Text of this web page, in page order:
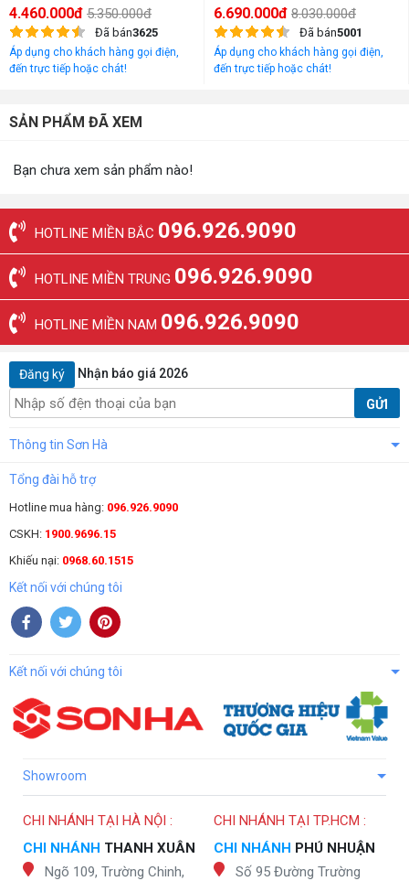
4.460.000đ 5.350.000đ
Đã bán3625
Áp dụng cho khách hàng gọi điện,
đến trực tiếp hoặc chát!
6.690.000đ 8.030.000đ
Đã bán5001
Áp dụng cho khách hàng gọi điện,
đến trực tiếp hoặc chát!
SẢN PHẨM ĐÃ XEM
Bạn chưa xem sản phẩm nào!
HOTLINE MIỀN BẮC 096.926.9090
HOTLINE MIỀN TRUNG 096.926.9090
HOTLINE MIỀN NAM 096.926.9090
Đăng ký Nhận báo giá 2026
GỬI
Thông tin Sơn Hà
Tổng đài hỗ trợ
Hotline mua hàng: 096.926.9090
CSKH: 1900.9696.15
Khiếu nại: 0968.60.1515
Kết nối với chúng tôi
Kết nối với chúng tôi
Showroom
CHI NHÁNH TẠI HÀ NỘI :
CHI NHÁNH THANH XUÂN
Ngõ 109, Trường Chinh,
CHI NHÁNH TẠI TP.HCM :
CHI NHÁNH PHÚ NHUẬN
Số 95 Đường Trường